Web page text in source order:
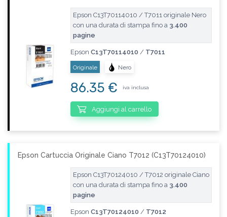
Epson C13T70114010 / T7011 originale Nero
con una durata di stampa fino a 3.400
pagine
Epson C13T70114010 / T7011
Originale Nero
86.35 € iva inclusa
Aggiungi al carrello
Epson Cartuccia Originale Ciano T7012 (C13T70124010)
Epson C13T70124010 / T7012 originale Ciano
con una durata di stampa fino a 3.400
pagine
Epson C13T70124010 / T7012